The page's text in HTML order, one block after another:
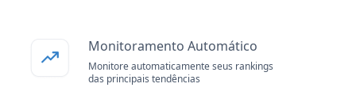
Monitoramento Automático
Monitore automaticamente seus rankings
das principais tendências